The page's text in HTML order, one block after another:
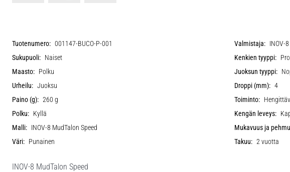
Tuotenumero: 001147-BUCO-P-001 Valmistaja: INOV-8
Sukupuoli: Naiset Kenkien tyyppi:
Maasto: Polku Juoksun tyyppi:
Urheilu: Juoksu Droppi (mm): 4
Paino (g): 260 g Toiminto:
Polku: Kyllä Kengän leveys:
Malli: INOV-8 MudTalon Speed Mukavuus ja
Väri: Punainen Takuu: 2 vuotta
INOV-8 MudTalon Speed